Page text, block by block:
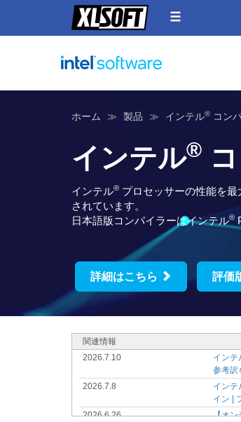
ホーム 製品 インテル® コン
インテル®
インテル® プロセッサーの性能を
されています。
日本語版コンパイラーはインテル®
詳細はこちら 評価
関連情報
2026.7.10 インテ
参考訳
2026.7.8
インテ
イン |
2026.6.26
【オン